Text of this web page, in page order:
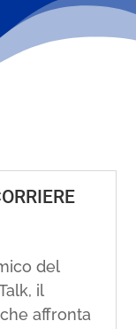
del
il
affronta